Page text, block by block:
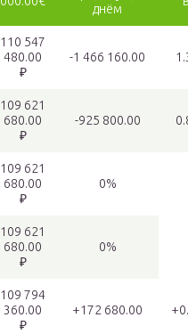
днём
110 547
480.00
₽
-1 466 160.00
109 621
680.00
₽
-925 800.00
109 621
680.00
₽
0%
109 621
680.00
₽
0%
109 794
360.00
₽
+172 680.00